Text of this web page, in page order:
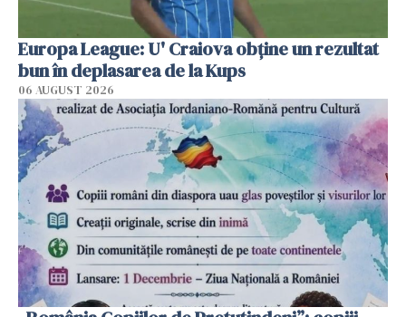
Europa League: U' Craiova obține un rezultat
bun în deplasarea de la Kups
06 AUGUST 2026